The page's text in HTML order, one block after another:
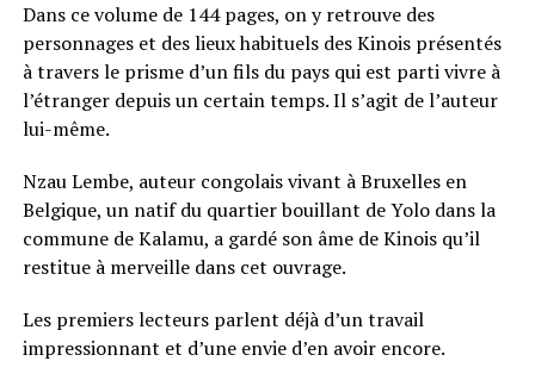
Dans ce volume de 144 pages, on y retrouve des
personnages et des lieux habituels des Kinois présentés
à travers le prisme d’un fils du pays qui est parti vivre à
l’étranger depuis un certain temps. Il s’agit de l’auteur
lui-même.
Nzau Lembe, auteur congolais vivant à Bruxelles en
Belgique, un natif du quartier bouillant de Yolo dans la
commune de Kalamu, a gardé son âme de Kinois qu’il
restitue à merveille dans cet ouvrage.
Les premiers lecteurs parlent déjà d’un travail
impressionnant et d’une envie d’en avoir encore.